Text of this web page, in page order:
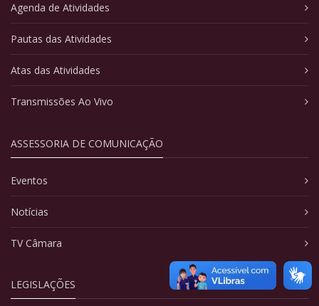
Agenda de Atividades
Pautas das Atividades
Atas das Atividades
Transmissões Ao Vivo
ASSESSORIA DE COMUNICAÇÃO
Eventos
Notícias
TV Câmara
LEGISLAÇÕES